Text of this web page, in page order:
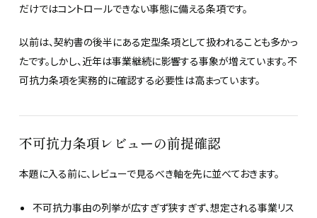
だけではコントロールできない事態に備える条項です。
以前は、契約書の後半にある定型条項として扱われることも多かっ
たです。しかし、近年は事業継続に影響する事象が増えています。不
可抗力条項を実務的に確認する必要性は高まっています。
不可抗力条項レビューの前提確認
本題に入る前に、レビューで見るべき軸を先に並べておきます。
不可抗力事由の列挙が広すぎず狭すぎず、想定される事業リス